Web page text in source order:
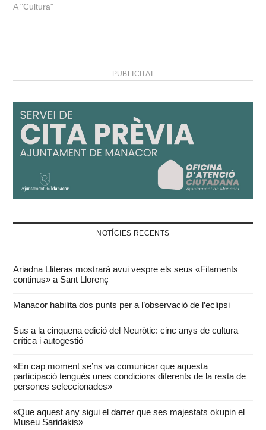
A "Cultura"
PUBLICITAT
NOTÍCIES RECENTS
Ariadna Lliteras mostrarà avui vespre els seus «Filaments
continus» a Sant Llorenç
Manacor habilita dos punts per a l’observació de l’eclipsi
Sus a la cinquena edició del Neuròtic: cinc anys de cultura
crítica i autogestió
«En cap moment se’ns va comunicar que aquesta
participació tengués unes condicions diferents de la resta de
persones seleccionades»
«Que aquest any sigui el darrer que ses majestats okupin el
Museu Saridakis»